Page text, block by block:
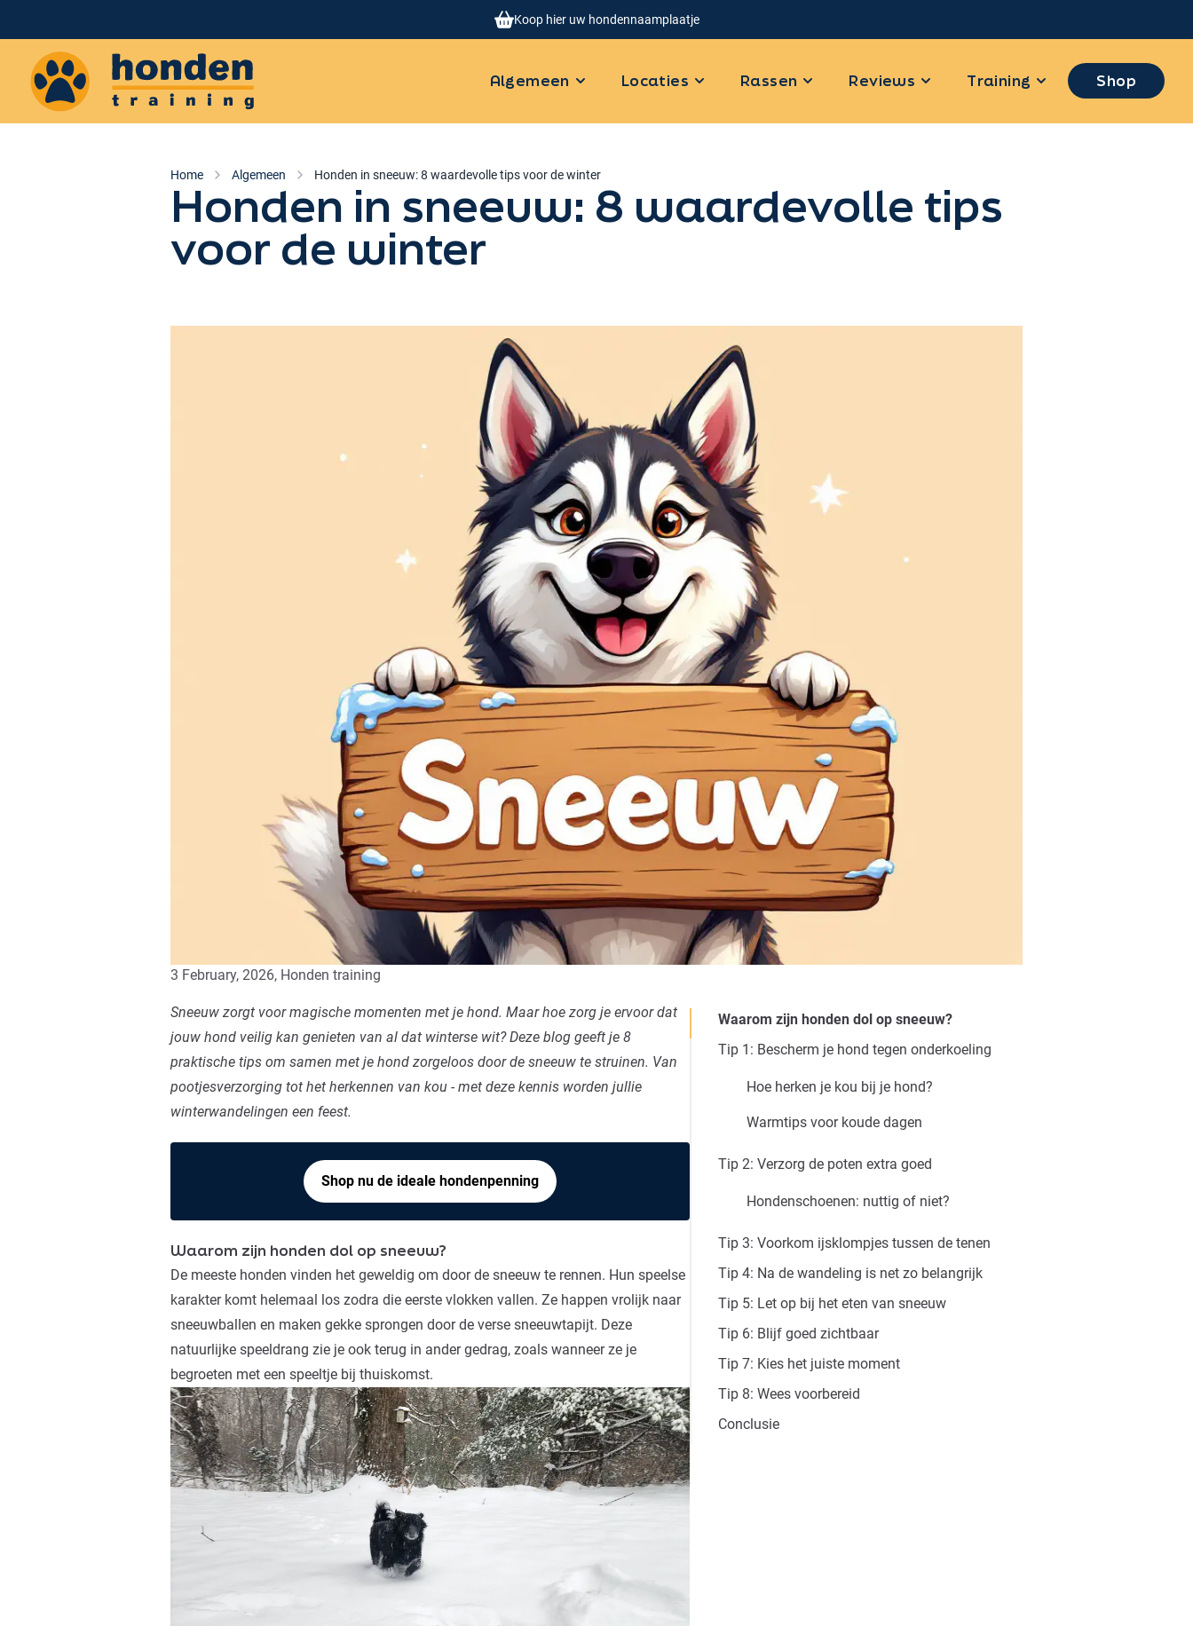
Koop hier uw hondennaamplaatje
Honden training
Algemeen Locaties Rassen Reviews Training Shop
Home Algemeen Honden in sneeuw: 8 waardevolle tips voor de winter
Honden in sneeuw: 8 waardevolle tips
voor de winter
3 February, 2026, Honden training
Sneeuw zorgt voor magische momenten met je hond. Maar hoe zorg je ervoor dat
jouw hond veilig kan genieten van al dat winterse wit? Deze blog geeft je 8
praktische tips om samen met je hond zorgeloos door de sneeuw te struinen. Van
pootjesverzorging tot het herkennen van kou - met deze kennis worden jullie
winterwandelingen een feest.
Shop nu de ideale hondenpenning
Waarom zijn honden dol op sneeuw?
De meeste honden vinden het geweldig om door de sneeuw te rennen. Hun speelse
karakter komt helemaal los zodra die eerste vlokken vallen. Ze happen vrolijk naar
sneeuwballen en maken gekke sprongen door de verse sneeuwtapijt. Deze
natuurlijke speeldrang zie je ook terug in ander gedrag, zoals wanneer ze je
begroeten met een speeltje bij thuiskomst.
Waarom zijn honden dol op sneeuw?
Tip 1: Bescherm je hond tegen onderkoeling
Hoe herken je kou bij je hond?
Warmtips voor koude dagen
Tip 2: Verzorg de poten extra goed
Hondenschoenen: nuttig of niet?
Tip 3: Voorkom ijsklompjes tussen de tenen
Tip 4: Na de wandeling is net zo belangrijk
Tip 5: Let op bij het eten van sneeuw
Tip 6: Blijf goed zichtbaar
Tip 7: Kies het juiste moment
Tip 8: Wees voorbereid
Conclusie